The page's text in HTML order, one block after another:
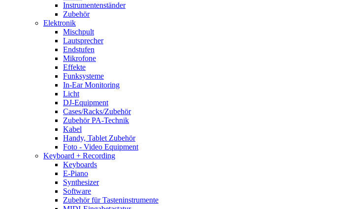
Instrumentenständer
Zubehör
Elektronik
Mischpult
Lautsprecher
Endstufen
Mikrofone
Effekte
Funksysteme
In-Ear Monitoring
Licht
DJ-Equipment
Cases/Racks/Zubehör
Zubehör PA-Technik
Kabel
Handy, Tablet Zubehör
Foto - Video Equipment
Keyboard + Recording
Keyboards
E-Piano
Synthesizer
Software
Zubehör für Tasteninstrumente